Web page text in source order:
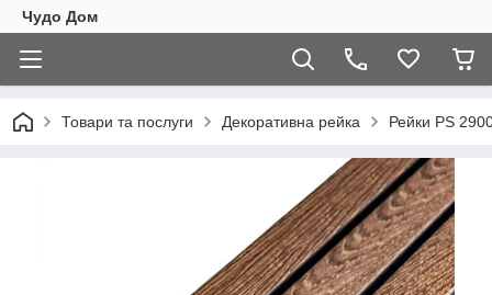
Чудо Дом
Товари та послуги Декоративна рейка Рейки PS